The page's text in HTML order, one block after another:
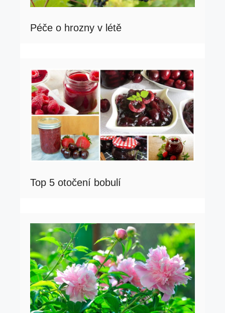
Péče o hrozny v létě
Top 5 otočení bobulí